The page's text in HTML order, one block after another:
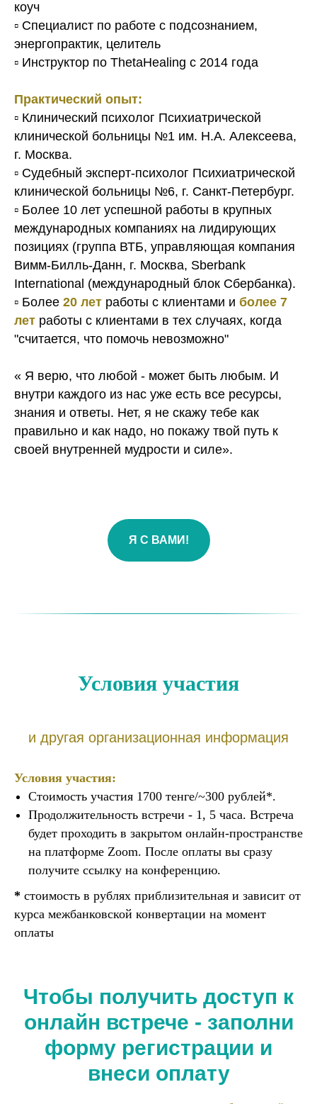
коуч
▫️ Специалист по работе с подсознанием,
энергопрактик, целитель
▫️ Инструктор по ThetaHealing с 2014 года
Практический опыт:
▫️ Клинический психолог Психиатрической
клинической больницы №1 им. Н.А. Алексеева,
г. Москва.
▫️ Судебный эксперт-психолог Психиатрической
клинической больницы №6, г. Санкт-Петербург.
▫️ Более 10 лет успешной работы в крупных
международных компаниях на лидирующих
позициях (группа ВТБ, управляющая компания
Вимм-Билль-Данн, г. Москва, Sberbank
International (международный блок Сбербанка).
▫️ Более 20 лет работы с клиентами и более 7
лет работы с клиентами в тех случаях, когда
"считается, что помочь невозможно"
« Я верю, что любой - может быть любым. И
внутри каждого из нас уже есть все ресурсы,
знания и ответы. Нет, я не скажу тебе как
правильно и как надо, но покажу твой путь к
своей внутренней мудрости и силе».
Я С ВАМИ!
Условия участия
и другая организационная информация
Условия участия:
Стоимость участия 1700 тенге/~300 рублей*.
Продолжительность встречи - 1, 5 часа. Встреча
будет проходить в закрытом онлайн-пространстве
на платформе Zoom. После оплаты вы сразу
получите ссылку на конференцию.
* стоимость в рублях приблизительная и зависит от
курса межбанковской конвертации на момент
оплаты
Чтобы получить доступ к
онлайн встрече - заполни
форму регистрации и
внеси оплату